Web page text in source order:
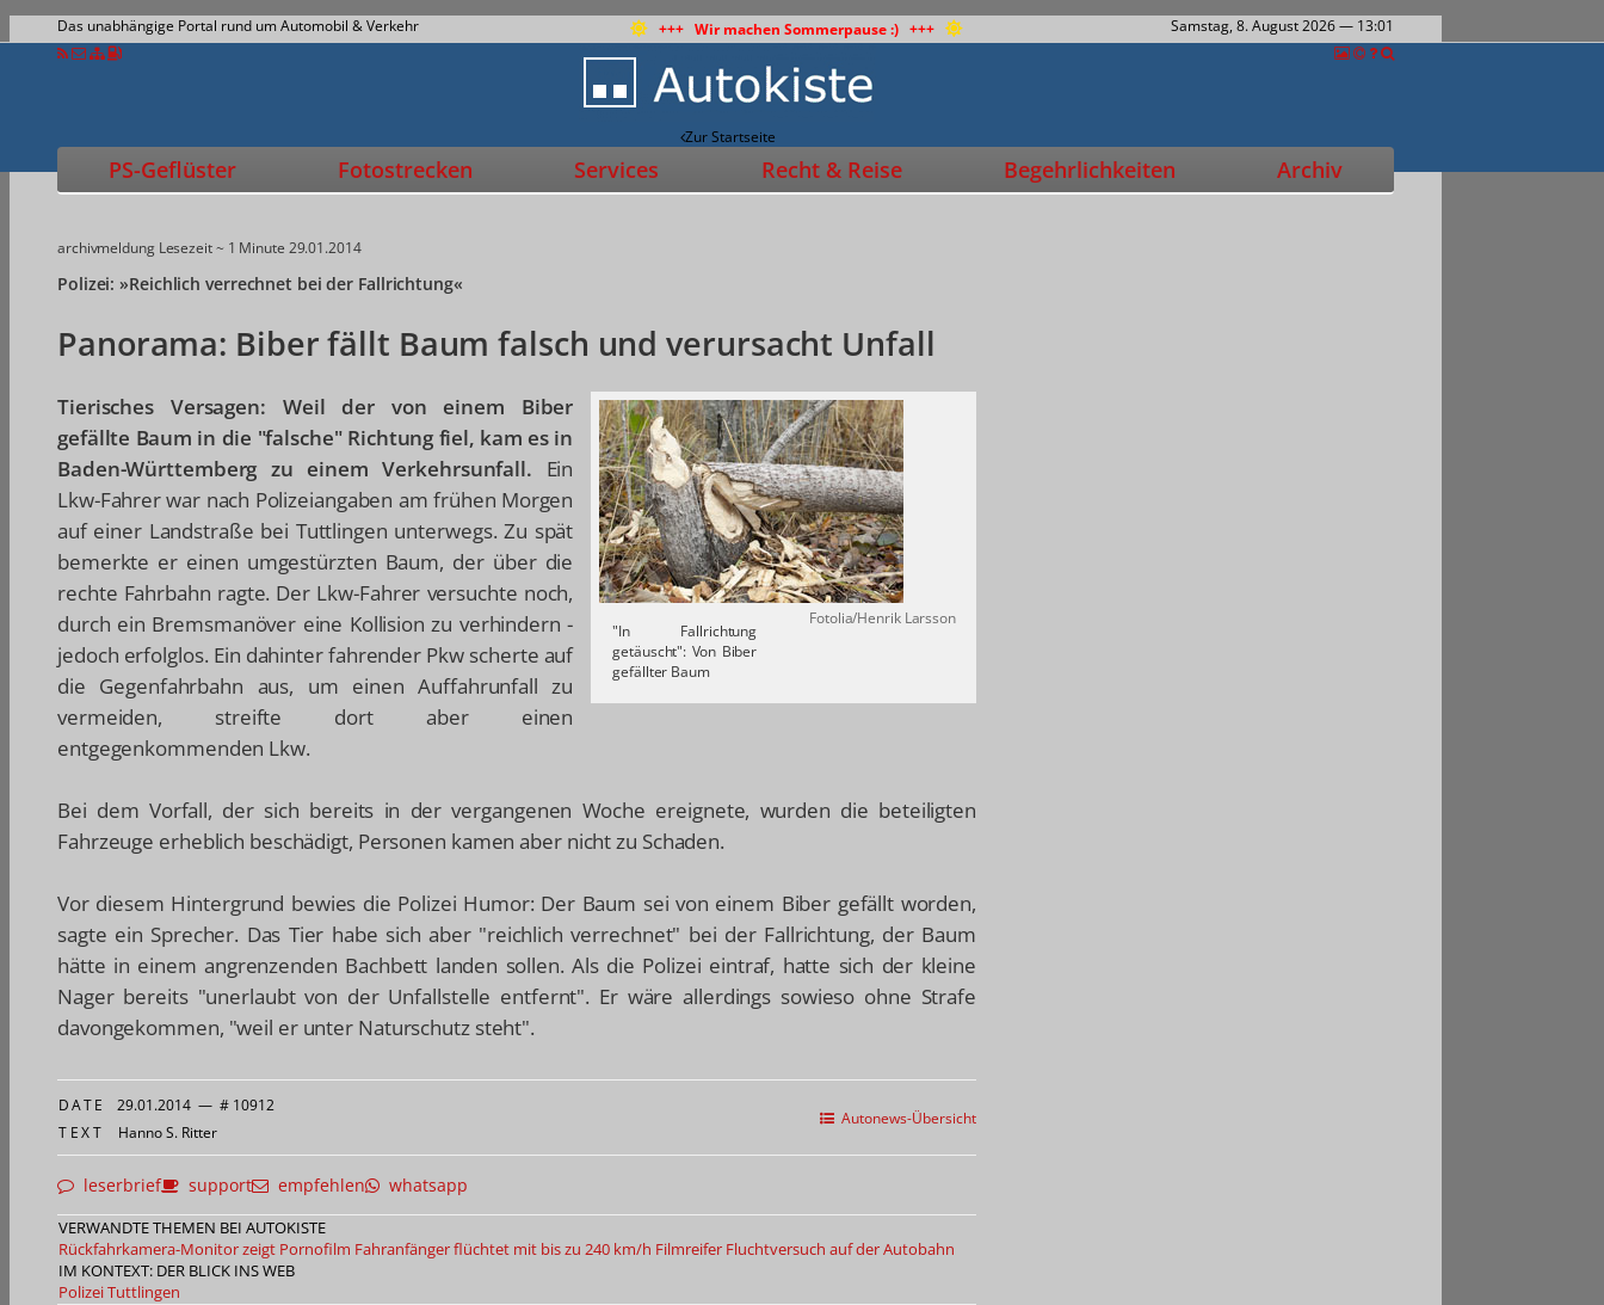
Das unabhängige Portal rund um Automobil & Verkehr +++ Wir machen Sommerpause :) +++ Samstag, 8. August 2026— 13:01
Zur Startseite
PS-Geflüster Fotostrecken Services Recht & Reise Begehrlichkeiten Archiv
archivmeldung Lesezeit ~ 1 Minute 29.01.2014
Polizei: »Reichlich verrechnet bei der Fallrichtung«
Panorama: Biber fällt Baum falsch und verursacht Unfall
Fotolia/Henrik Larsson
"In Fallrichtung
getäuscht": Von Biber
gefällter Baum
Tierisches Versagen: Weil der von einem Biber
gefällte Baum in die "falsche" Richtung fiel, kam es in
Baden-Württemberg zu einem Verkehrsunfall. Ein
Lkw-Fahrer war nach Polizeiangaben am frühen Morgen
auf einer Landstraße bei Tuttlingen unterwegs. Zu spät
bemerkte er einen umgestürzten Baum, der über die
rechte Fahrbahn ragte. Der Lkw-Fahrer versuchte noch,
durch ein Bremsmanöver eine Kollision zu verhindern -
jedoch erfolglos. Ein dahinter fahrender Pkw scherte auf
die Gegenfahrbahn aus, um einen Auffahrunfall zu
vermeiden, streifte dort aber einen
entgegenkommenden Lkw.
Bei dem Vorfall, der sich bereits in der vergangenen Woche ereignete, wurden die beteiligten
Fahrzeuge erheblich beschädigt, Personen kamen aber nicht zu Schaden.
Vor diesem Hintergrund bewies die Polizei Humor: Der Baum sei von einem Biber gefällt worden,
sagte ein Sprecher. Das Tier habe sich aber "reichlich verrechnet" bei der Fallrichtung, der Baum
hätte in einem angrenzenden Bachbett landen sollen. Als die Polizei eintraf, hatte sich der kleine
Nager bereits "unerlaubt von der Unfallstelle entfernt". Er wäre allerdings sowieso ohne Strafe
davongekommen, "weil er unter Naturschutz steht".
Autonews-Übersicht
DATE 29.01.2014 — # 10912
TEXT Hanno S. Ritter
leserbrief support empfehlen whatsapp
VERWANDTE THEMEN BEI AUTOKISTE
Rückfahrkamera-Monitor zeigt Pornofilm Fahranfänger flüchtet mit bis zu 240 km/h Filmreifer Fluchtversuch auf der Autobahn
IM KONTEXT: DER BLICK INS WEB
Polizei Tuttlingen